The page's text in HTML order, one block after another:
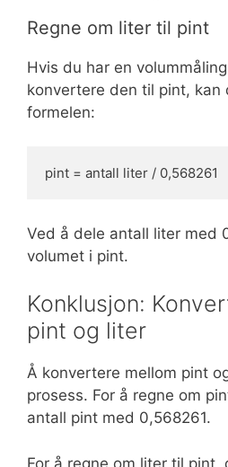
Regne om liter til pint
Hvis du har en
konvertere den til pint, kan
formelen:
pint = antall liter / 0,568261
Ved å dele antall liter med
volumet i pint.
Konklusjon:
pint og liter
Å konvertere mellom pint
prosess. For å regne om
antall pint med 0,568261.
For å regne om liter til pint,